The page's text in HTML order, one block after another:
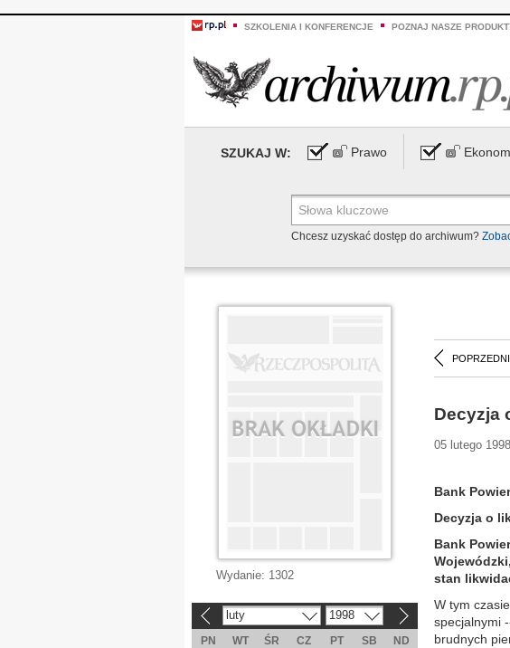
SZKOLENIA I KONFERENCJE POZNAJ NASZE
SZUKAJ W: Prawo
Chcesz uzyskać dostęp do archiwum?
Decyzja
05 lutego
Bank
Decyzja o
Bank
stan
W tym
specjalnymi
brudnych
Wydanie: 1302
luty 1998
PN WT ŚR CZ PT SB
ND